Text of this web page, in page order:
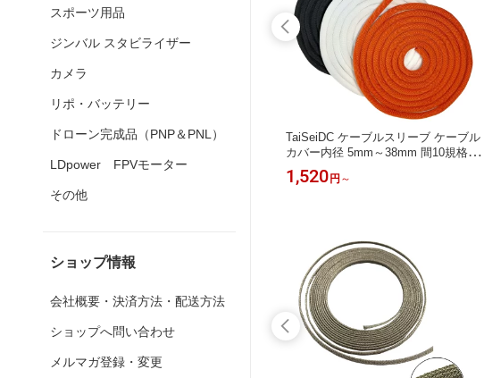
スポーツ用品
ジンバル スタビライザー
カメラ
リポ・バッテリー
ドローン完成品（PNP＆PNL）
LDpower FPVモーター
その他
ショップ情報
会社概要・決済方法・配送方法
ショップへ問い合わせ
メルマガ登録・変更
TaiSeiDC 編組スリーブ 内径：3mm 6
覆用 編組チューブ ( 推奨使用範囲 1
2,200
TaiSeiDC ケーブルスリーブ ケーブル
カバー内径 5mm～38mm 間10規格選
択 配線保護チューブ ツイストチュー
ブ PE織布製 セルフラップスリーブ
1,520 円 ～